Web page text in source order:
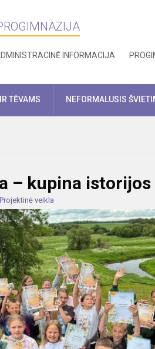
INFORMACIJA
TĖVAMS NEFORMALUSIS
– kupina
Projektinė veikla